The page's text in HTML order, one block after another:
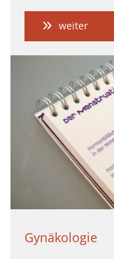
weiter
Gynäkologie